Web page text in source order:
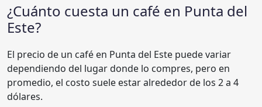
¿Cuánto cuesta un café en Punta del
Este?
El precio de un café en Punta del Este puede variar
dependiendo del lugar donde lo compres, pero en
promedio, el costo suele estar alrededor de los 2 a 4
dólares.